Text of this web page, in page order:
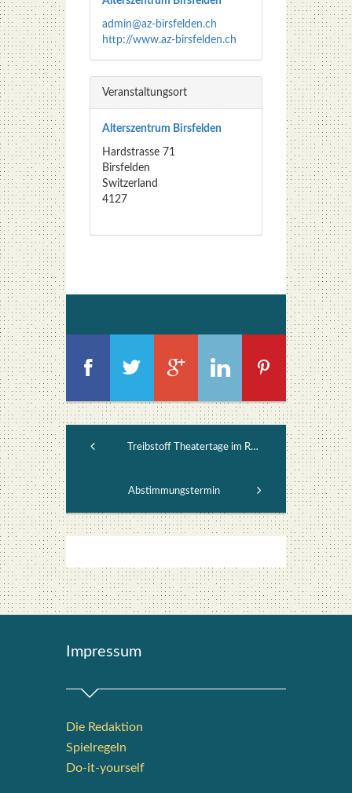
admin@az-birsfelden.ch
http://www.az-birsfelden.ch
Ver­an­stal­tungs­ort
Alters­zen­trum Birs­fel­den
Hard­stras­se 71
Birs­fel­den
Switz­er­land
4127
Treibstoff Theatertage im ROXY
Abstimmungstermin
Impres­sum
Die Redak­ti­on
Spiel­re­geln
Do-it-your­s­elf